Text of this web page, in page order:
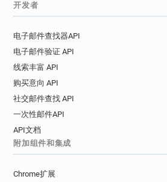
开发者
电子邮件查找器API
电子邮件验证 API
线索丰富 API
购买意向 API
社交邮件查找 API
一次性邮件API
API文档
附加组件和集成
Chrome扩展